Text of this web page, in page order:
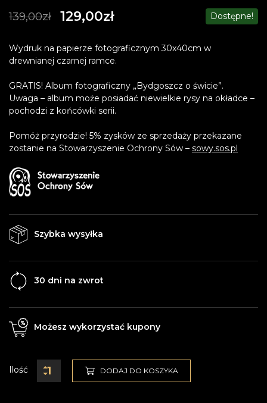
139,00zł 129,00zł Dostępne!
Wydruk na papierze fotograficznym 30x40cm w
drewnianej czarnej ramce.
GRATIS! Album fotograficzny „Bydgoszcz o świcie”.
Uwaga – album może posiadać niewielkie rysy na okładce –
pochodzi z końcówki serii.
Pomóż przyrodzie! 5% zysków ze sprzedaży przekazane
zostanie na Stowarzyszenie Ochrony Sów – sowy.sos.pl
Szybka wysyłka
30 dni na zwrot
Możesz wykorzystać kupony
Ilość DODAJ DO KOSZYKA